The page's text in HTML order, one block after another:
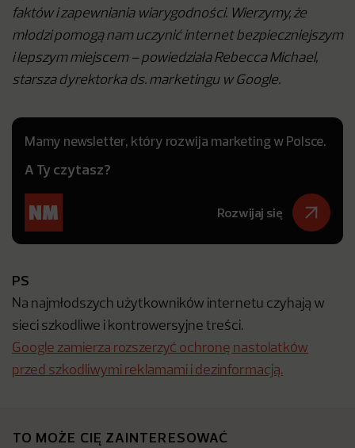
faktów i zapewniania wiarygodności. Wierzymy, że
młodzi pomogą nam uczynić internet bezpieczniejszym
i lepszym miejscem – powiedziała Rebecca Michael,
starsza dyrektorka ds. marketingu w Google.
Mamy newsletter, który rozwija marketing w Polsce.
A Ty czytasz?
Rozwijaj się
PS
Na najmłodszych użytkowników internetu czyhają w
sieci szkodliwe i kontrowersyjne treści.
Google zamierza rozszerzyć ochronę nastolatków
przed szkodliwymi reklamami i dezinformacją.
TO MOŻE CIĘ ZAINTERESOWAĆ